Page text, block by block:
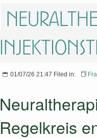
01/07/26 21:47 Filed in:
Regelkreis